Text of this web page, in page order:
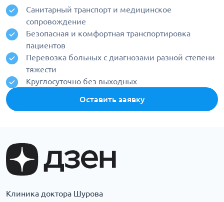
Санитарный транспорт и медицинское
сопровождение
Безопасная и комфортная транспортировка
пациентов
Перевозка больных с диагнозами разной степени
тяжести
Круглосуточно без выходных
Оставить заявку
Клиника доктора Шурова